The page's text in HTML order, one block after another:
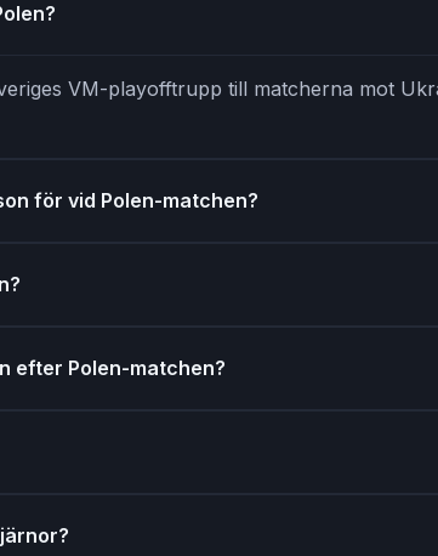
VM-playofftrupp till matcherna mot
för vid Polen-matchen?
efter Polen-matchen?